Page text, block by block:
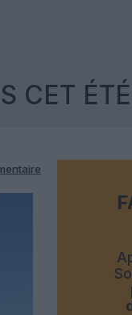
CET ÉTÉ